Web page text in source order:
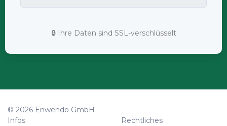
🔒 Ihre Daten sind SSL-verschlüsselt
© 2026 Enwendo GmbH
Infos
Rechtliches